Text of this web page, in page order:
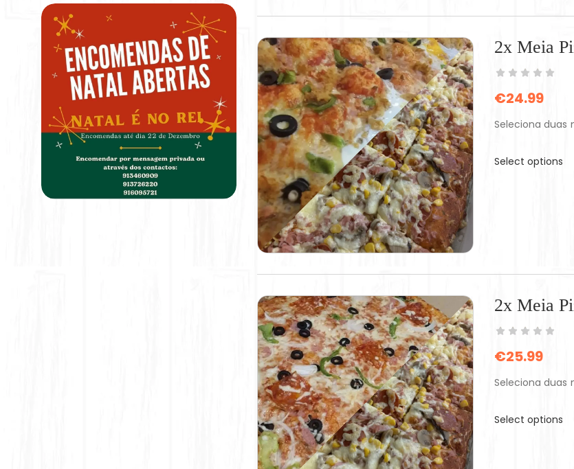
2x Meia
€24.99
Seleciona duas
Select options
2x Meia
€25.99
Seleciona duas
Select options